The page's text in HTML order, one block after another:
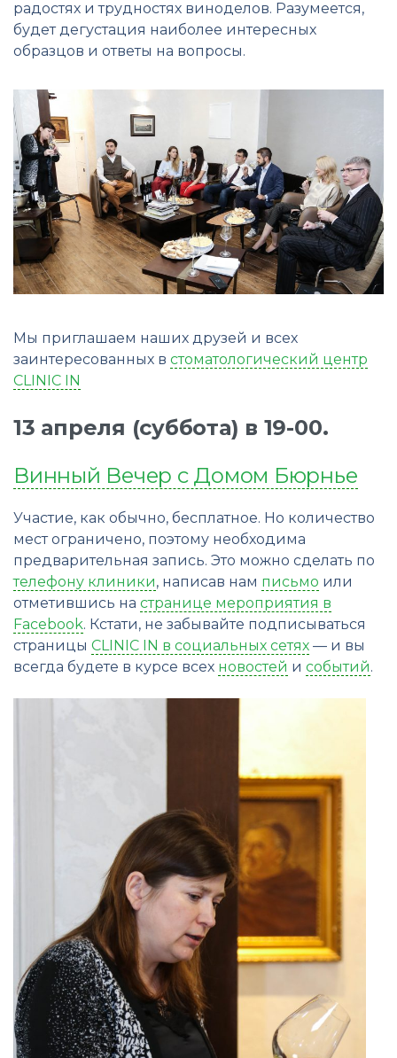
радостях и трудностях виноделов. Разумеется,
будет дегустация наиболее интересных
образцов и ответы на вопросы.
Мы приглашаем наших друзей и всех
заинтересованных в стоматологический центр
CLINIC IN
13 апреля (суббота) в 19-00.
Винный Вечер с Домом Бюрнье
Участие, как обычно, бесплатное. Но количество
мест ограничено, поэтому необходима
предварительная запись. Это можно сделать по
телефону клиники, написав нам письмо или
отметившись на странице мероприятия в
Facebook. Кстати, не забывайте подписываться
страницы CLINIC IN в социальных сетях — и вы
всегда будете в курсе всех новостей и событий.